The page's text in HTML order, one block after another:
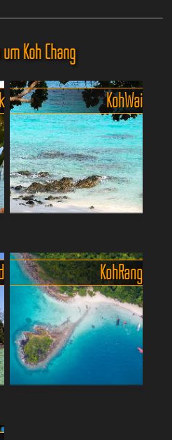
Koh Chang
Koh Wai ist das, was man
sich unter einem echten
Inselparadies vorstellt –
kristallklares Wasser,
puderzuckerweiße Strände
und eine Ruhe, die man auf
...
Koh Wai
Koh Rang